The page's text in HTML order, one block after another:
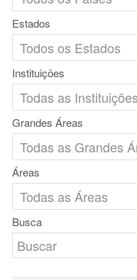
Estados
Instituições
Grandes Áreas
Áreas
Busca